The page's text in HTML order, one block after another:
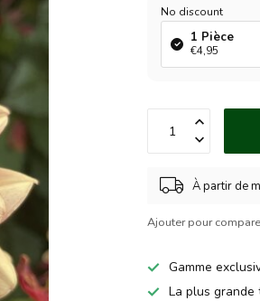
No discount
1 Pièce
€4,95
À partir de
Ajouter pour
Gamme
La plus